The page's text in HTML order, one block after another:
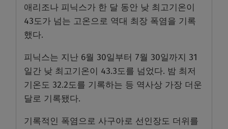
애리조나 피닉스가 한 달 동안 낮 최고기온이
43도가 넘는 고온으로 역대 최장 폭염을 기록
했다.
피닉스는 지난 6월 30일부터 7월 30일까지 31
일간 낮 최고기온이 43.3도를 넘었다. 밤 최저
기온도 32.2도를 기록하는 등 역사상 가장 더운
달로 기록됐다.
기록적인 폭염으로 사구아로 선인장도 더위를